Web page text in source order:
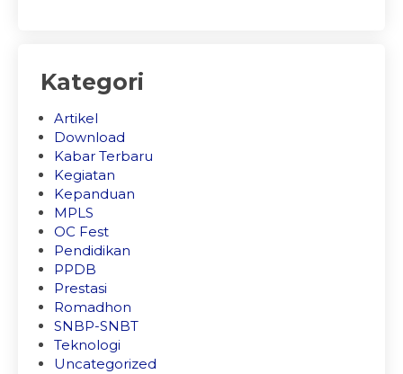
Kategori
Artikel
Download
Kabar Terbaru
Kegiatan
Kepanduan
MPLS
OC Fest
Pendidikan
PPDB
Prestasi
Romadhon
SNBP-SNBT
Teknologi
Uncategorized